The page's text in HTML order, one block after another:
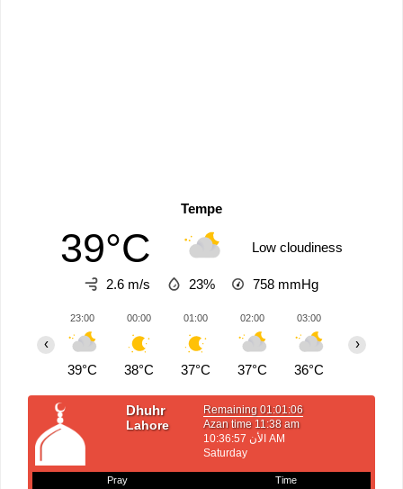
Tempe
39°C Low cloudiness
2.6 m/s 23% 758 mmHg
23:00
39°C
00:00
38°C
01:00
37°C
02:00
37°C
03:00
36°C
‹ ›